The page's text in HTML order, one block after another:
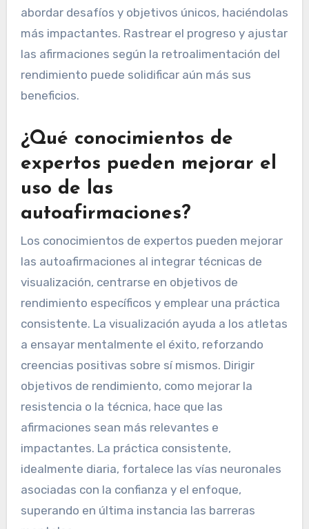
los calentamientos, antes de las competiciones
o durante sesiones de entrenamiento mental.
La consistencia es crucial; establecer horarios
específicos cada día para las afirmaciones
mejora la efectividad. Los atletas también
abordar desafíos y objetivos únicos, haciéndolas
más impactantes. Rastrear el progreso y ajustar
las afirmaciones según la retroalimentación del
rendimiento puede solidificar aún más sus
beneficios.
¿Qué conocimientos de
expertos pueden mejorar el
uso de las
autoafirmaciones?
Los conocimientos de expertos pueden mejorar
las autoafirmaciones al integrar técnicas de
visualización, centrarse en objetivos de
rendimiento específicos y emplear una práctica
consistente. La visualización ayuda a los atletas
a ensayar mentalmente el éxito, reforzando
creencias positivas sobre sí mismos. Dirigir
objetivos de rendimiento, como mejorar la